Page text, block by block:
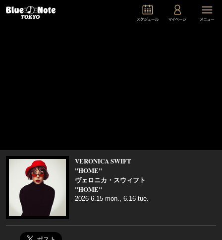
VERONICA SWIFT
"HOME"
ヴェロニカ・スウィフト
"HOME"
2026 6.15 mon., 6.16 tue.